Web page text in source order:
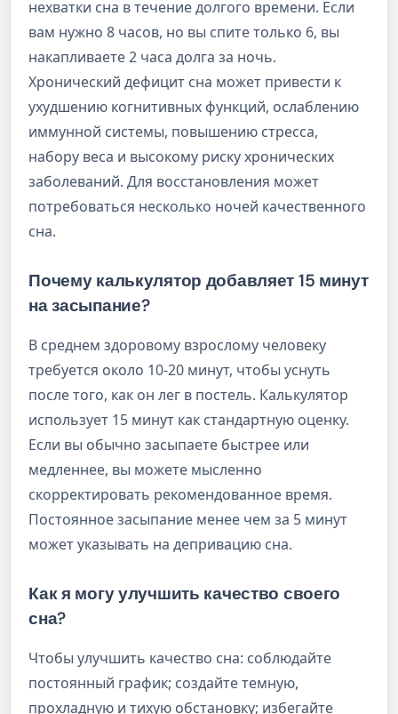
нехватки сна в течение долгого времени. Если
вам нужно 8 часов, но вы спите только 6, вы
накапливаете 2 часа долга за ночь.
Хронический дефицит сна может привести к
ухудшению когнитивных функций, ослаблению
иммунной системы, повышению стресса,
набору веса и высокому риску хронических
заболеваний. Для восстановления может
потребоваться несколько ночей качественного
сна.
Почему калькулятор добавляет 15 минут
на засыпание?
В среднем здоровому взрослому человеку
требуется около 10-20 минут, чтобы уснуть
после того, как он лег в постель. Калькулятор
использует 15 минут как стандартную оценку.
Если вы обычно засыпаете быстрее или
медленнее, вы можете мысленно
скорректировать рекомендованное время.
Постоянное засыпание менее чем за 5 минут
может указывать на депривацию сна.
Как я могу улучшить качество своего
сна?
Чтобы улучшить качество сна: соблюдайте
постоянный график; создайте темную,
прохладную и тихую обстановку; избегайте